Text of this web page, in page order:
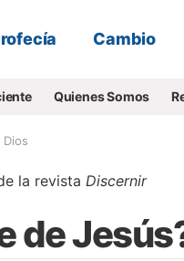
Cambio
Quienes Somos
Dios
la revista Discernir
de